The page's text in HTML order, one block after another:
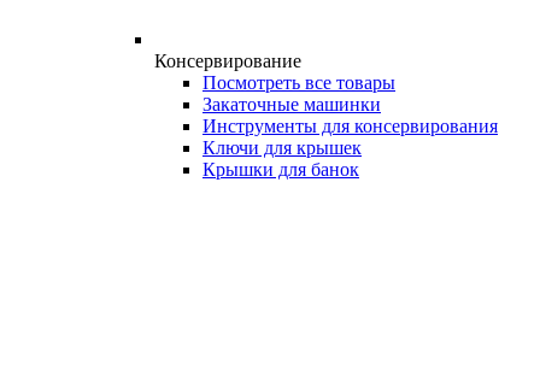
Консервирование
Посмотреть все товары
Закаточные машинки
Инструменты для консервирования
Ключи для крышек
Крышки для банок